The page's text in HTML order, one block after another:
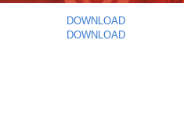
DOWNLOAD
DOWNLOAD